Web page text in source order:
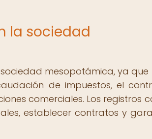
la sociedad
mesopotámica, ya que
de impuestos, el
comerciales. Los registros
establecer contratos y